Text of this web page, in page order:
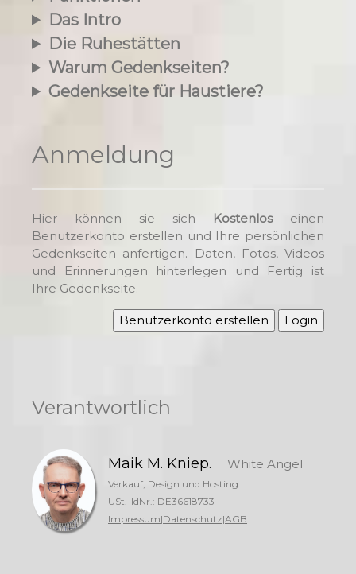
Das Intro
Die Ruhestätten
Warum Gedenkseiten?
Gedenkseite für Haustiere?
Anmeldung
Hier können sie sich Kostenloseinen
Benutzerkonto erstellen und Ihre persönlichen
Gedenkseiten anfertigen. Daten, Fotos, Videos
und Erinnerungen hinterlegen und Fertig ist
Ihre Gedenkseite.
Benutzerkonto erstellen Login
Verantwortlich
Maik M. Kniep. White Angel
Verkauf, Design und Hosting
USt.-IdNr.: DE36618733
Impressum|Datenschutz|AGB